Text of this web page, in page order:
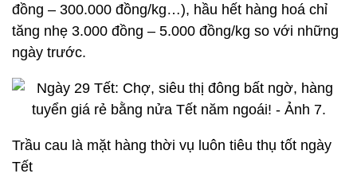
đồng – 300.000 đồng/kg…), hầu hết hàng hoá chỉ
tăng nhẹ 3.000 đồng – 5.000 đồng/kg so với những
ngày trước.
Trầu cau là mặt hàng thời vụ luôn tiêu thụ tốt ngày
Tết